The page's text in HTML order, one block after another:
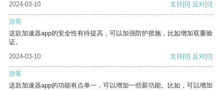
2024-03-10 支持[0] 反对[0]
游客
这款加速器app的安全性有待提高，可以加强防护措施，比如增加双重验
证。
2024-03-10
支持[0] 反对[0]
游客
这款加速器app的功能有点单一，可以增加一些新功能。比如，可以增加